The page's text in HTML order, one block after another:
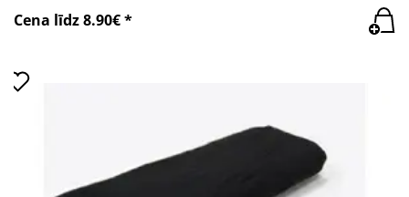
Cena līdz 8.90€ *